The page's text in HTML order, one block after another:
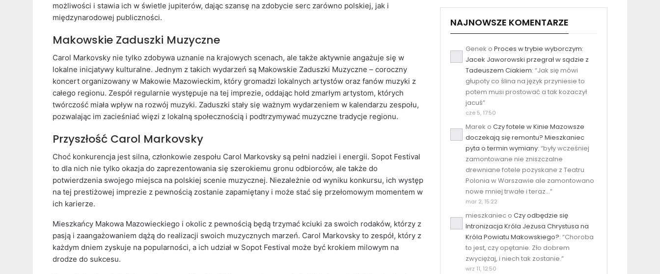
możliwości i stawia ich w świetle jupiterów, dając szansę na zdobycie serc zarówno polskiej, jak i
międzynarodowej publiczności.
Makowskie Zaduszki Muzyczne
Carol Markovsky nie tylko zdobywa uznanie na krajowych scenach, ale także aktywnie angażuje się w
lokalne inicjatywy kulturalne. Jednym z takich wydarzeń są Makowskie Zaduszki Muzyczne – coroczny
koncert organizowany w Makowie Mazowieckim, który gromadzi lokalnych artystów oraz fanów muzyki z
całego regionu. Zespół regularnie występuje na tej imprezie, oddając hołd zmarłym artystom, których
twórczość miała wpływ na rozwój muzyki. Zaduszki stały się ważnym wydarzeniem w kalendarzu zespołu,
pozwalając im zacieśniać więzi z lokalną społecznością i podtrzymywać muzyczne tradycje regionu.
Przyszłość Carol Markovsky
Choć konkurencja jest silna, członkowie zespołu Carol Markovsky są pełni nadziei i energii. Sopot Festival
to dla nich nie tylko okazja do zaprezentowania się szerokiemu gronu odbiorców, ale także do
potwierdzenia swojego miejsca na polskiej scenie muzycznej. Niezależnie od wyniku konkursu, ich występ
na tej prestiżowej imprezie z pewnością zostanie zapamiętany i może stać się przełomowym momentem w
ich karierze.
Mieszkańcy Makowa Mazowieckiego i okolic z pewnością będą trzymać kciuki za swoich rodaków, którzy z
pasją i zaangażowaniem dążą do realizacji swoich muzycznych marzeń. Carol Markovsky to zespół, który z
każdym dniem zyskuje na popularności, a ich udział w Sopot Festival może być krokiem milowym na
drodze do sukcesu.
NAJNOWSZE KOMENTARZE
Genek o Proces w trybie wyborczym:
Jacek Jaworowski przegrał w sądzie z
Tadeuszem Ciakiem: “Jak się mówi
głupoty co ślina na język przyniesie to
potem musi prostować a tak kozaczył
jacuś”
cze 5, 17:50
Marek o Czy fotele w Kinie Mazowsze
doczekają się remontu? Mieszkaniec
pyta o termin wymiany: “były wcześniej
zamontowane nie zniszczalne
drewniane fotele pozyskane z Teatru
Polonia w Warszawie ale zamontowano
nowe mniej trwałe i teraz…”
mar 2, 15:22
mieszkanieco Czy odbędzie się
Intronizacja Króla Jezusa Chrystusa na
Króla Powiatu Makowskiego?: “Choroba
to jest, czy opętanie. Zło dobrem
zwyciężaj, i niech tak zostanie.”
wrz 11, 12:50